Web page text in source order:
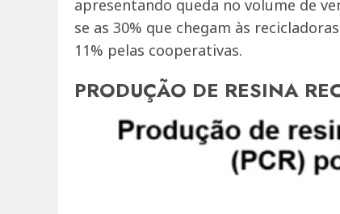
apresentando queda no volume de
se as 30% que chegam às
11% pelas cooperativas.
PRODUÇÃO DE RESINA